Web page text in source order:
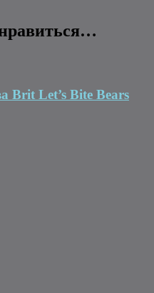
Brit Let’s Bite Bears